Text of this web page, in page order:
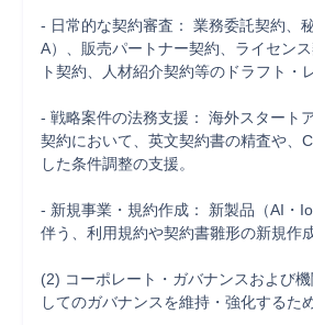
- 日常的な契約審査： 業務委託契約、
A）、販売パートナー契約、ライセン
ト契約、人材紹介契約等のドラフト・
- 戦略案件の法務支援： 海外スタート
契約において、英文契約書の精査や、
した条件調整の支援。
- 新規事業・規約作成： 新製品（AI・
伴う、利用規約や契約書雛形の新規作成
(2) コーポレート・ガバナンスおよび
してのガバナンスを維持・強化するた